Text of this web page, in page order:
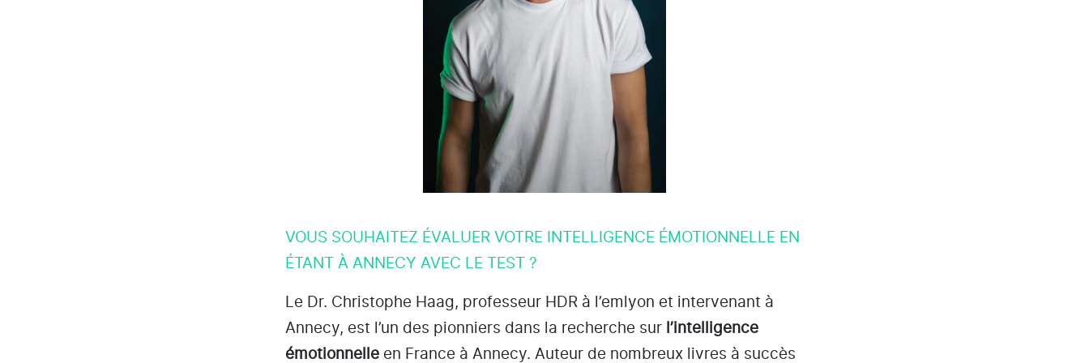
VOUS SOUHAITEZ ÉVALUER VOTRE INTELLIGENCE ÉMOTIONNELLE EN
ÉTANT À ANNECY AVEC LE TEST ?
Le Dr. Christophe Haag, professeur HDR à l’emlyon et intervenant à
Annecy, est l’un des pionniers dans la recherche sur l’intelligence
émotionnelleen France à Annecy. Auteur de nombreux livres à succès